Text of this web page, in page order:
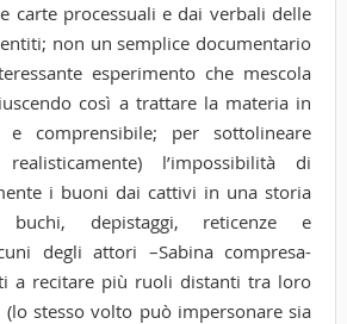
carte processuali e dai verbali delle
non un semplice documentario
esperimento che mescola
così a trattare la materia in
e comprensibile; per sottolineare
l’impossibilità di
i buoni dai cattivi in una storia
depistaggi, reticenze e
degli attori –Sabina compresa-
a recitare più ruoli distanti tra loro
stesso volto può impersonare sia